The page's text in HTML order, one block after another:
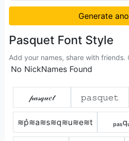
Generate
Pasquet Font Style
Add your names, share with friends.
No NickNames Found
𝓅𝒶𝓈𝓆𝓊𝑒𝓉 𝚙𝚊𝚜𝚚𝚞𝚎𝚝
≋p͛≋a≋s≋q≋u≋e≋t